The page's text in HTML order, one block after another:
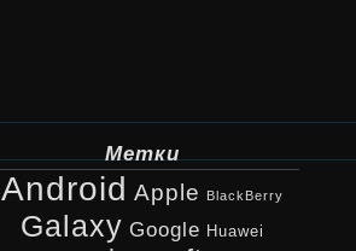
Метки
Android Apple BlackBerry
Galaxy Google Huawei